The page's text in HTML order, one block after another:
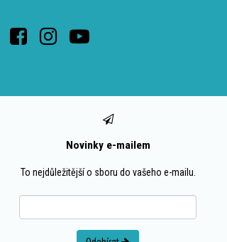
Novinky e-mailem
To nejdůležitější o sboru do vašeho e-mailu.